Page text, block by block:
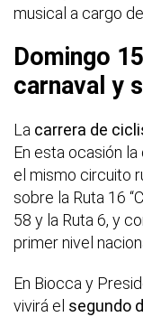
musical a cargo
Domingo
carnaval y
La carrera de
En esta ocasión
el mismo circuito
sobre la Ruta 16
58 y la Ruta 6, y
primer nivel
En Biocca y
vivirá el segundo